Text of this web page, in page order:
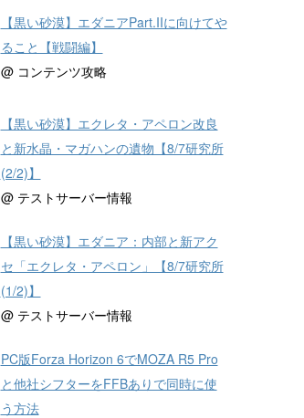
【黒い砂漠】エダニアPart.IIに向けてや
ること【戦闘編】
@ コンテンツ攻略
【黒い砂漠】エクレタ・アペロン改良
と新水晶・マガハンの遺物【8/7研究所
(2/2)】
@ テストサーバー情報
【黒い砂漠】エダニア：内部と新アク
セ「エクレタ・アペロン」【8/7研究所
(1/2)】
@ テストサーバー情報
PC版Forza Horizon 6でMOZA R5 Pro
と他社シフターをFFBありで同時に使
う方法